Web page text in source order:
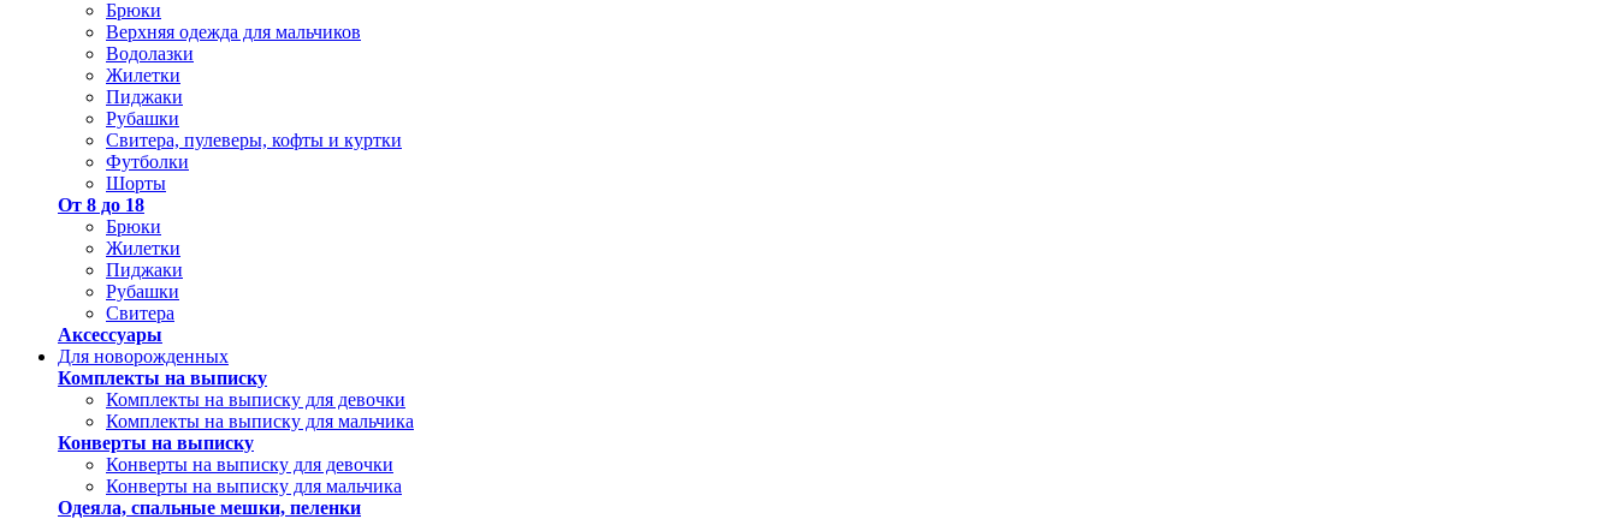
Брюки
Верхняя одежда для мальчиков
Водолазки
Жилетки
Пиджаки
Рубашки
Свитера, пулеверы, кофты и куртки
Футболки
Шорты
От 8 до 18
Брюки
Жилетки
Пиджаки
Рубашки
Свитера
Аксессуары
Для новорожденных
Комплекты на выписку
Комплекты на выписку для девочки
Комплекты на выписку для мальчика
Конверты на выписку
Конверты на выписку для девочки
Конверты на выписку для мальчика
Одеяла, спальные мешки, пеленки